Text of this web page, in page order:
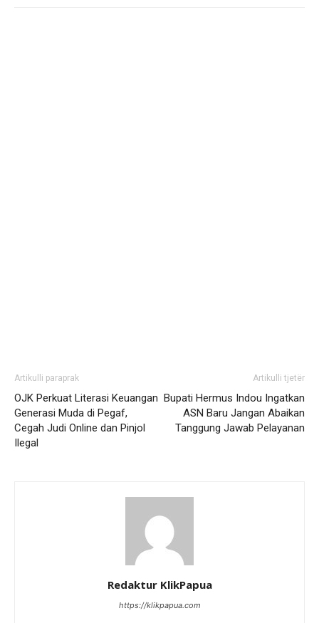
Artikulli paraprak
OJK Perkuat Literasi Keuangan
Generasi Muda di Pegaf,
Cegah Judi Online dan Pinjol
Ilegal
Artikulli tjetër
Bupati Hermus Indou Ingatkan
ASN Baru Jangan Abaikan
Tanggung Jawab Pelayanan
Redaktur KlikPapua
https://klikpapua.com